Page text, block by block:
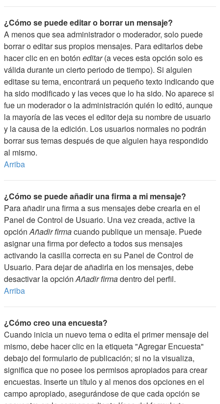
¿Cómo se puede editar o borrar un mensaje?
A menos que sea administrador o moderador, solo puede
borrar o editar sus propios mensajes. Para editarlos debe
hacer clic en en botón editar(a veces esta opción solo es
válida durante un cierto periodo de tiempo). Si alguien
editase su tema, encontrará un pequeño texto indicando que
ha sido modificado y las veces que lo ha sido. No aparece si
fue un moderador o la administración quién lo editó, aunque
la mayoría de las veces el editor deja su nombre de usuario
y la causa de la edición. Los usuarios normales no podrán
borrar sus temas después de que alguien haya respondido
al mismo.
Arriba
¿Cómo se puede añadir una firma a mi mensaje?
Para añadir una firma a sus mensajes debe crearla en el
Panel de Control de Usuario. Una vez creada, active la
opciónAñadir firmacuando publique un mensaje. Puede
asignar una firma por defecto a todos sus mensajes
activando la casilla correcta en su Panel de Control de
Usuario. Para dejar de añadirla en los mensajes, debe
desactivar la opciónAñadir firmadentro del perfil.
Arriba
¿Cómo creo una encuesta?
Cuando inicia un nuevo tema o edita el primer mensaje del
mismo, debe hacer clic en la etiqueta "Agregar Encuesta"
debajo del formulario de publicación; si no la visualiza,
significa que no posee los permisos apropiados para crear
encuestas. Inserte un título y al menos dos opciones en el
campo apropiado, asegurándose de que cada opción se